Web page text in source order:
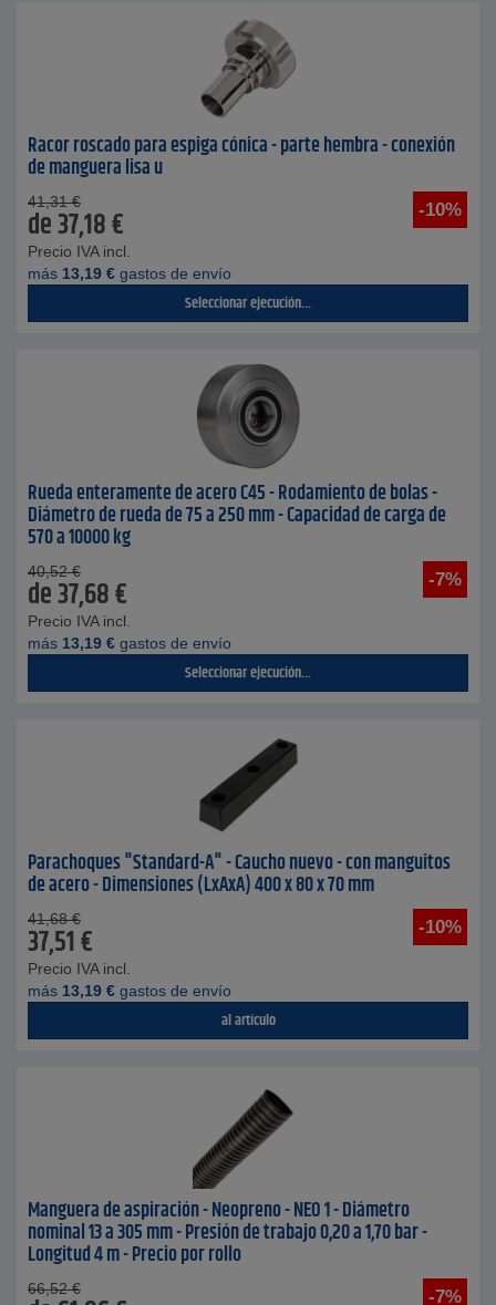
Racor roscado para espiga cónica - parte hembra - conexión
de manguera lisa u
-10%
41,31 €
de37,18€
Precio IVA incl.
más 13,19 € gastos de envío
Seleccionar ejecución...
Rueda enteramente de acero C45 - Rodamiento de bolas -
Diámetro de rueda de 75 a 250 mm - Capacidad de carga de
570 a 10000 kg
-7%
40,52 €
de37,68€
Precio IVA incl.
más 13,19 € gastos de envío
Seleccionar ejecución...
Parachoques "Standard-A" - Caucho nuevo - con manguitos
de acero - Dimensiones (LxAxA) 400 x 80 x 70 mm
-10%
41,68 €
37,51€
Precio IVA incl.
más 13,19 € gastos de envío
al artículo
Manguera de aspiración - Neopreno - NEO 1 - Diámetro
nominal 13 a 305 mm - Presión de trabajo 0,20 a 1,70 bar -
Longitud 4 m - Precio por rollo
-7%
66,52 €